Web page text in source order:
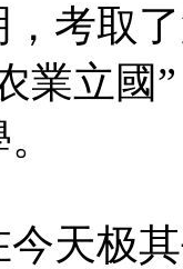
考取
業立國
天极